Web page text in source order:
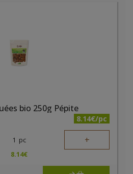
bio 250g Pépite
8.14€/pc
1 pc +
8.14€